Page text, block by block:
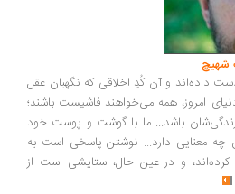
و آن کُدِ اخلاقی که نگهبان عقل
همه می‌خواهند فاشیست باشند؛
باشد... ما با گوشت و پوست خود
دارد... نوشتن پاسخی است به
و در عین حال، ستایشی است از